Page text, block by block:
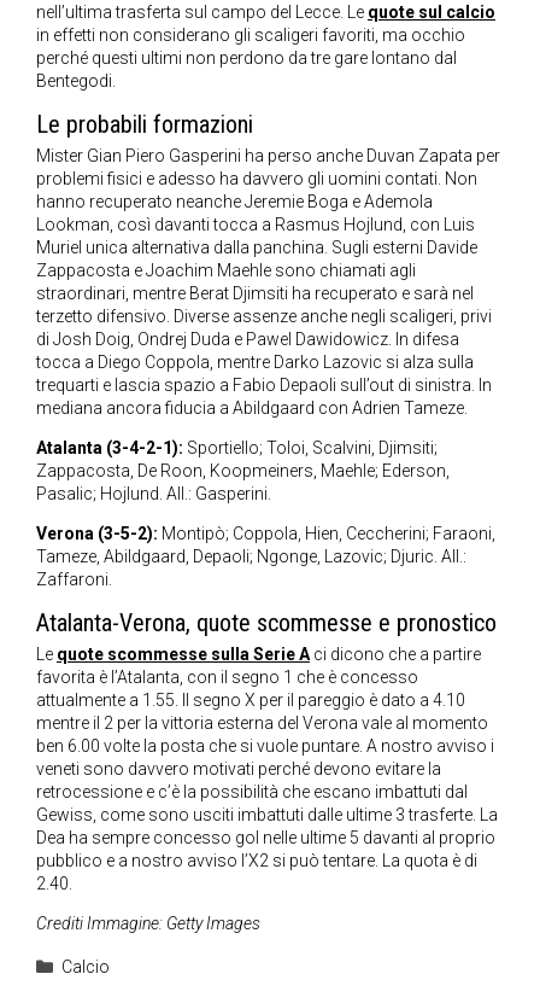
nell’ultima trasferta sul campo del Lecce. Le quote sul calcio
in effetti non considerano gli scaligeri favoriti, ma occhio
perché questi ultimi non perdono da tre gare lontano dal
Bentegodi.
Le probabili formazioni
Mister Gian Piero Gasperini ha perso anche Duvan Zapata per
problemi fisici e adesso ha davvero gli uomini contati. Non
hanno recuperato neanche Jeremie Boga e Ademola
Lookman, così davanti tocca a Rasmus Hojlund, con Luis
Muriel unica alternativa dalla panchina. Sugli esterni Davide
Zappacosta e Joachim Maehle sono chiamati agli
straordinari, mentre Berat Djimsiti ha recuperato e sarà nel
terzetto difensivo. Diverse assenze anche negli scaligeri, privi
di Josh Doig, Ondrej Duda e Pawel Dawidowicz. In difesa
tocca a Diego Coppola, mentre Darko Lazovic si alza sulla
trequarti e lascia spazio a Fabio Depaoli sull’out di sinistra. In
mediana ancora fiducia a Abildgaard con Adrien Tameze.
Atalanta (3-4-2-1): Sportiello; Toloi, Scalvini, Djimsiti;
Zappacosta, De Roon, Koopmeiners, Maehle; Ederson,
Pasalic; Hojlund. All.: Gasperini.
Verona (3-5-2): Montipò; Coppola, Hien, Ceccherini; Faraoni,
Tameze, Abildgaard, Depaoli; Ngonge, Lazovic; Djuric. All.:
Zaffaroni.
Atalanta-Verona, quote scommesse e pronostico
Le quote scommesse sulla Serie A ci dicono che a partire
favorita è l’Atalanta, con il segno 1 che è concesso
attualmente a 1.55. Il segno X per il pareggio è dato a 4.10
mentre il 2 per la vittoria esterna del Verona vale al momento
ben 6.00 volte la posta che si vuole puntare. A nostro avviso i
veneti sono davvero motivati perché devono evitare la
retrocessione e c’è la possibilità che escano imbattuti dal
Gewiss, come sono usciti imbattuti dalle ultime 3 trasferte. La
Dea ha sempre concesso gol nelle ultime 5 davanti al proprio
pubblico e a nostro avviso l’X2 si può tentare. La quota è di
2.40.
Crediti Immagine: Getty Images
Categorie
Calcio